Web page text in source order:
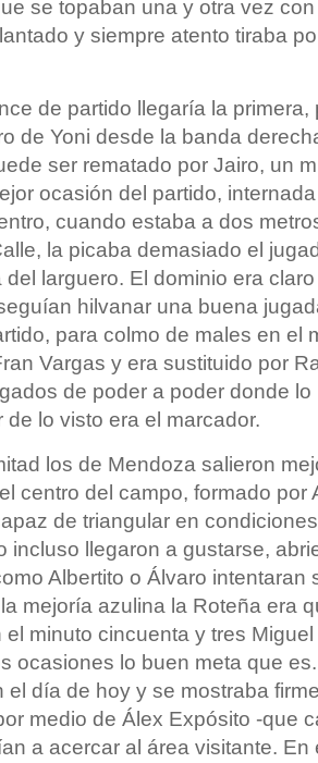
se topaban una y otra vez
y siempre atento tiraba
de partido llegaría la
de Yoni desde la banda
ser rematado por Jairo, un
ocasión del partido,
cuando estaba a dos
la picaba demasiado el
larguero. El dominio era
hilvanar una buena
para colmo de males en el
Vargas y era sustituido por
de poder a poder donde
de lo visto era el marcador.
los de Mendoza salieron
centro del campo, formado por
de triangular en
incluso llegaron a gustarse,
Albertito o Álvaro intentaran
mejoría azulina la Roteña era
el minuto cincuenta y tres
ocasiones lo buen meta que
el día de hoy y se mostraba
medio de Álex Expósito -que
a acercar al área visitante.